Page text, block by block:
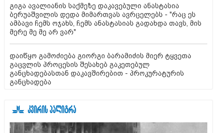
გიგა ავალიანის საქმეზე დაკავებული ანასტასია
ბერუაშვილის დედა მიმართვას ავრცელებს - "რაც ეს
ამბავი ჩემს ოჯახს, ჩემს ანასტასიას გადახდა თავს, მის
მერე მე მე არ ვარ"
დაიწყო გამოძიება გიორგი ბარამიძის მიერ ტყვეთა
გაცვლის პროცესის შესახებ გაკეთებულ
განცხადებასთან დაკავშირებით - პროკურატურის
განცხადება